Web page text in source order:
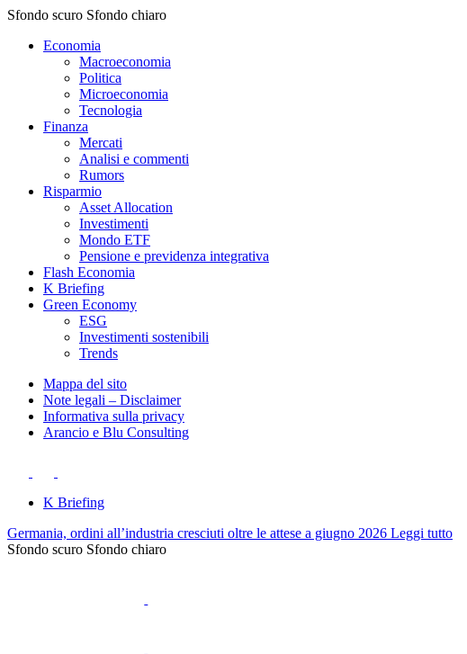
Sfondo scuro Sfondo chiaro
Economia
Macroeconomia
Politica
Microeconomia
Tecnologia
Finanza
Mercati
Analisi e commenti
Rumors
Risparmio
Asset Allocation
Investimenti
Mondo ETF
Pensione e previdenza integrativa
Flash Economia
K Briefing
Green Economy
ESG
Investimenti sostenibili
Trends
Mappa del sito
Note legali – Disclaimer
Informativa sulla privacy
Arancio e Blu Consulting
K Briefing
Germania, ordini all’industria cresciuti oltre le attese a giugno 2026 Leggi tutto
Sfondo scuro Sfondo chiaro